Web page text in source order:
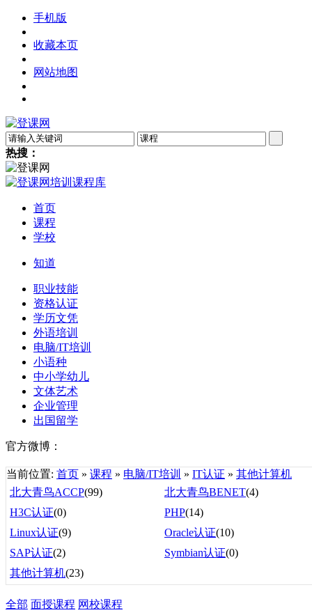
手机版
收藏本页
网站地图
热搜：
首页
课程
学校
知道
职业技能
资格认证
学历文凭
外语培训
电脑/IT培训
小语种
中小学幼儿
文体艺术
企业管理
出国留学
官方微博：
当前位置: 首页 » 课程 » 电脑/IT培训 » IT认证 » 其他计算机
北大青鸟ACCP(99) 北大青鸟BENET(4)
H3C认证(0) PHP(14)
Linux认证(9) Oracle认证(10)
SAP认证(2) Symbian认证(0)
其他计算机(23)
全部 面授课程 网校课程